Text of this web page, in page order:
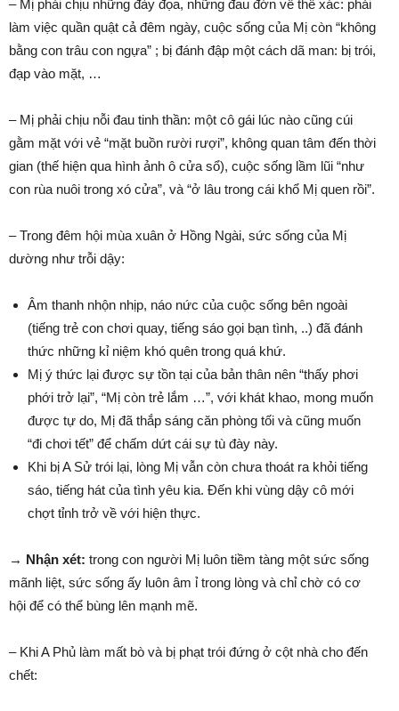
– Mị phải chịu những đày đọa, những đau đớn về thể xác: phải
làm việc quần quật cả đêm ngày, cuộc sống của Mị còn “không
bằng con trâu con ngựa” ; bị đánh đập một cách dã man: bị trói,
đạp vào mặt, …
– Mị phải chịu nỗi đau tinh thần: một cô gái lúc nào cũng cúi
gằm mặt với vẻ “mặt buồn rười rượi”, không quan tâm đến thời
gian (thế hiện qua hình ảnh ô cửa sổ), cuộc sống lầm lũi “như
con rùa nuôi trong xó cửa”, và “ở lâu trong cái khổ Mị quen rồi”.
– Trong đêm hội mùa xuân ở Hồng Ngài, sức sống của Mị
dường như trỗi dậy:
Âm thanh nhộn nhịp, náo nức của cuộc sống bên ngoài
(tiếng trẻ con chơi quay, tiếng sáo gọi bạn tình, ..) đã đánh
thức những kỉ niệm khó quên trong quá khứ.
Mị ý thức lại được sự tồn tại của bản thân nên “thấy phơi
phới trở lại”, “Mị còn trẻ lắm …”, với khát khao, mong muốn
được tự do, Mị đã thắp sáng căn phòng tối và cũng muốn
“đi chơi tết” để chấm dứt cái sự tù đày này.
Khi bị A Sử trói lại, lòng Mị vẫn còn chưa thoát ra khỏi tiếng
sáo, tiếng hát của tình yêu kia. Đến khi vùng dậy cô mới
chợt tỉnh trở về với hiện thực.
→ Nhận xét: trong con người Mị luôn tiềm tàng một sức sống
mãnh liệt, sức sống ấy luôn âm ỉ trong lòng và chỉ chờ có cơ
hội để có thể bùng lên mạnh mẽ.
– Khi A Phủ làm mất bò và bị phạt trói đứng ở cột nhà cho đến
chết: